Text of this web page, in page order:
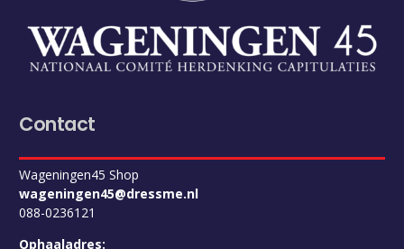
Contact
Wageningen45 Shop
wageningen45@dressme.nl
088-0236121
Ophaaladres: